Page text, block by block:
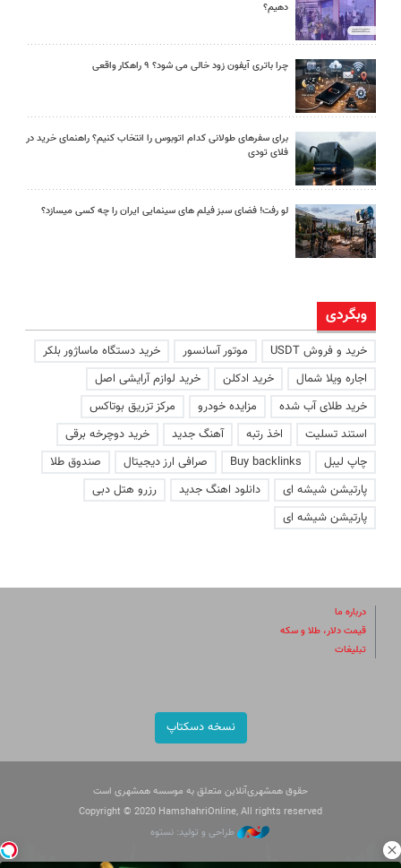
دهیم؟
چرا باتری آیفون زود خالی می شود؟ ۹ راهکار واقعی
برای سفرهای طولانی کدام اتوبوس را انتخاب کنیم؟ راهنمای خرید در
فلای تودی
لو رفت! فضای سبز فیلم های سینمایی ایران را چه کسی میسازد؟
وبگردی
خرید و فروش USDT موتور آسانسور
خرید دستگاه ماساژور بلکر
اجاره ویلا شمال
خرید ادکلن
خرید لوازم آرایشی اصل
خرید طلای آب شده
مزایده خودرو
مرکز تزریق بوتاکس
استند تسلیت
اخذ رتبه آهنگ جدید
خرید دوچرخه برقی
چاپ لیبل
Buy backlinks صرافی ارز دیجیتال
صندوق طلا
پارتیشن شیشه ای
دانلود اهنگ جدید
رزرو هتل دبی
پارتیشن شیشه ای
درباره ما
قیمت دلار، طلا و سکه
تبلیغات
نسخه دسکتاپ
حقوق همشهری‌آنلاین متعلق به موسسه همشهری است
Copyright © 2020 HamshahriOnline, All rights reserved
طراحی و تولید: نستوه